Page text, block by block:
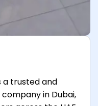
in Dubai,